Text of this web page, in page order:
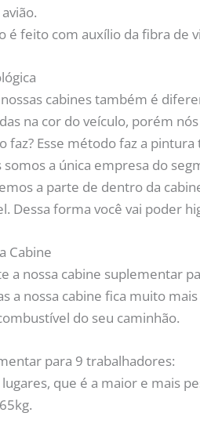
é feito com auxílio da fibra de
cabines também é
na cor do veículo, porém
faz? Esse método faz a
a única empresa do
a parte de dentro da
Dessa forma você vai poder
Cabine
a nossa cabine suplementar
a nossa cabine fica muito
do seu caminhão.
para 9 trabalhadores:
que é a maior e mais